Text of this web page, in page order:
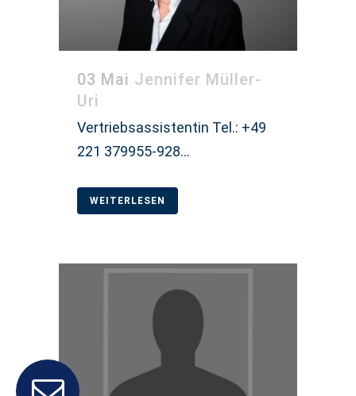
03 Mai Jennifer Müller-
Uri
Vertriebsassistentin Tel.: +49
221 379955-928...
WEITERLESEN